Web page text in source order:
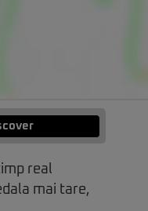
real
mai tare,